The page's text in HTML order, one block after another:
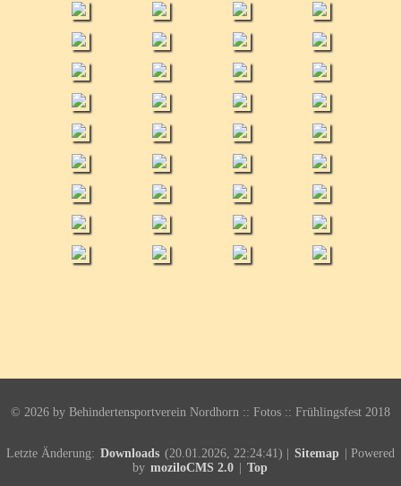
© 2026 by Behindertensportverein Nordhorn :: Fotos :: Frühlingsfest 2018
Letzte Änderung: Downloads (20.01.2026, 22:24:41) | Sitemap
| Powered
by moziloCMS 2.0 Top